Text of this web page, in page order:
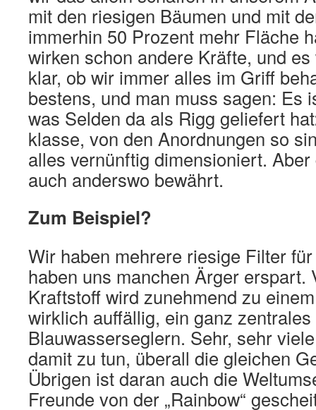
mit den riesigen Bäumen und mit
immerhin 50 Prozent mehr Fläche
wirken schon andere Kräfte, und
klar, ob wir immer alles im Griff
bestens, und man muss sagen: Es
was Selden da als Rigg geliefert
klasse, von den Anordnungen so
alles vernünftig dimensioniert.
auch anderswo bewährt.
Zum Beispiel?
Wir haben mehrere riesige Filter
haben uns manchen Ärger erspart.
Kraftstoff wird zunehmend zu
wirklich auffällig, ein ganz
Blauwasserseglern. Sehr, sehr
damit zu tun, überall die gleichen
Übrigen ist daran auch die
Freunde von der „Rainbow“